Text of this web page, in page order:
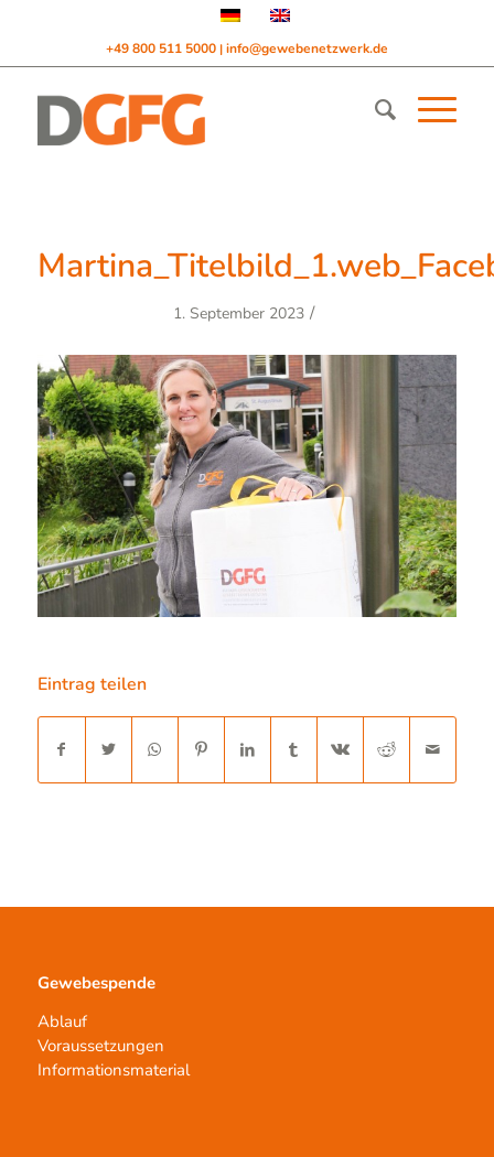
+49 800 511 5000 | info@gewebenetzwerk.de
1. September 2023 /
Eintrag teilen
Gewebespende
Ablauf
Voraussetzungen
Informationsmaterial